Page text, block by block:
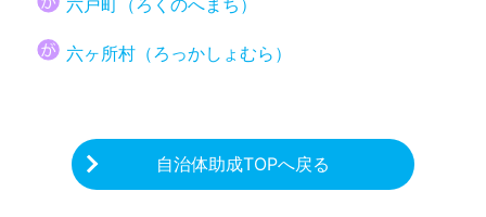
六ヶ所村（ろっかしょむら）
自治体助成TOPへ戻る